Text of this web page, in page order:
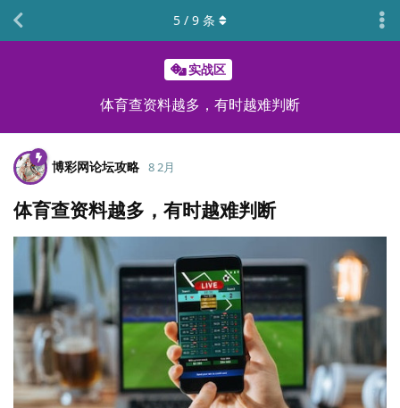
实战区
体育查资料越多，有时越难判断
5 / 9 条
博彩网论坛攻略 8 2月
体育查资料越多，有时越难判断